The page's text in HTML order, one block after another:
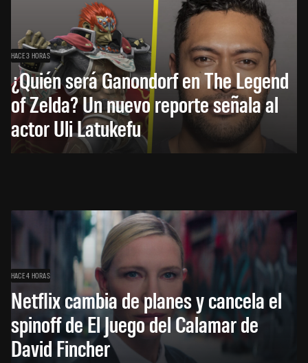
HACE 3 HORAS
¿Quién será Ganondorf en The Legend
of Zelda? Un nuevo reporte señala al
actor Uli Latukefu
HACE 4 HORAS
Netflix cambia de planes y cancela el
spinoff de El Juego del Calamar de
David Fincher